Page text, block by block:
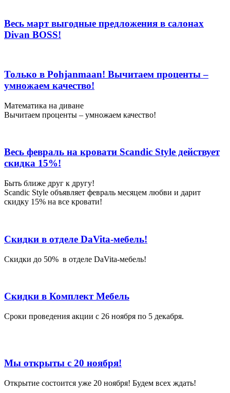
центр
ТВК
Гранд
в
фирменных
магазинах.
Различные
цены
на
мебели.
Магазины
мебели.
диваны,
столы,
шкафы
Весь март выгодные предложения в салонах
Divan BOSS!
Только в Pohjanmaan! Вычитаем проценты –
умножаем качество!
Математика на диване
Вычитаем проценты – умножаем качество!
Весь февраль на кровати Scandic Style действует
скидка 15%!
Быть ближе друг к другу!
Scandic Style объявляет февраль месяцем любви и дарит
скидку 15% на все кровати!
Скидки в отделе DaVita-мебель!
Скидки до 50% в отделе DaVita-мебель!
Скидки в Комплект Мебель
Сроки проведения акции с 26 ноября по 5 декабря.
Мы открыты с 20 ноября!
Открытие состоится уже 20 ноября! Будем всех ждать!